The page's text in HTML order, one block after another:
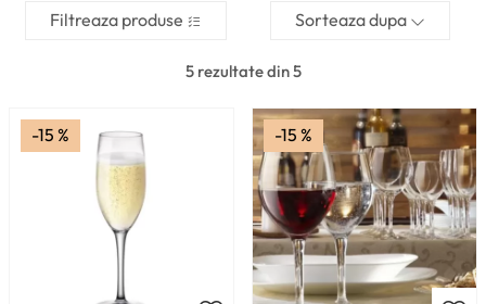
5 rezultate din 5
Filtreaza produse Sorteaza dupa
-15 % -15 %